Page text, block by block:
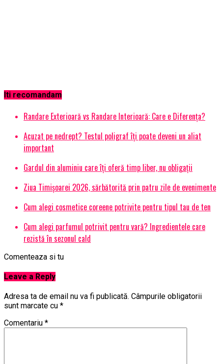
Iti recomandam
Randare Exterioară vs Randare Interioară: Care e Diferența?
Acuzat pe nedrept? Testul poligraf îţi poate deveni un aliat
important
Gardul din aluminiu care îți oferă timp liber, nu obligații
Ziua Timișoarei 2026, sărbătorită prin patru zile de evenimente
Cum alegi cosmetice coreene potrivite pentru tipul tau de ten
Cum alegi parfumul potrivit pentru vară? Ingredientele care
rezistă în sezonul cald
Comenteaza si tu
Leave a Reply
Adresa ta de email nu va fi publicată. Câmpurile obligatorii
sunt marcate cu *
Comentariu *